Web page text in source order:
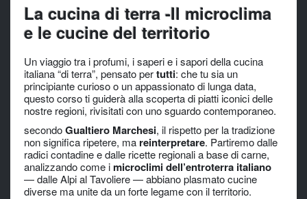
La cucina di terra -Il microclima
e le cucine del territorio
Un viaggio tra i profumi, i saperi e i sapori della cucina
italiana “di terra”, pensato pertutti: che tu sia un
principiante curioso o un appassionato di lunga data,
questo corso ti guiderà alla scoperta di piatti iconici delle
nostre regioni, rivisitati con uno sguardo contemporaneo.
secondoGualtiero Marchesi, il rispetto per la tradizione
non significa ripetere, ma reinterpretare. Partiremo dalle
radici contadine e dalle ricette regionali a base di carne,
analizzando come imicroclimi dell’entroterra italiano
— dalle Alpi al Tavoliere — abbiano plasmato cucine
diverse ma unite da un forte legame con il territorio.